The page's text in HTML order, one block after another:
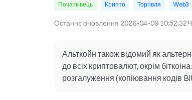
Початківець Крипто Торгівля Web3
Останнє оновлення 2026-04-09 10:52:32
Альткойн також відомий як
до всіх криптовалют, окрім
розгалуження (копіювання кодів